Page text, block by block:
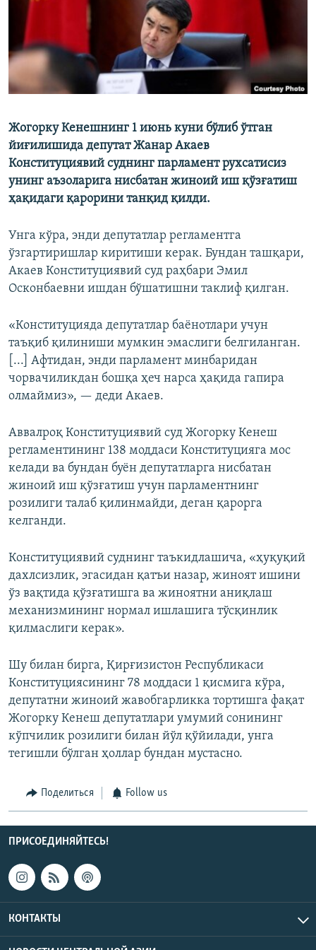
Жогорку Кенешнинг 1 июнь куни бўлиб ўтган
йиғилишида депутат Жанар Акаев
Конституциявий суднинг парламент рухсатисиз
унинг аъзоларига нисбатан жиноий иш қўзғатиш
ҳақидаги қарорини танқид қилди.
Унга кўра, энди депутатлар регламентга
ўзгартиришлар киритиши керак. Бундан ташқари,
Акаев Конституциявий суд раҳбари Эмил
Осконбаевни ишдан бўшатишни таклиф қилган.
«Конституцияда депутатлар баёнотлари учун
таъқиб қилиниши мумкин эмаслиги белгиланган.
[...] Афтидан, энди парламент минбаридан
чорвачиликдан бошқа ҳеч нарса ҳақида гапира
олмаймиз», — деди Акаев.
Аввалроқ Конституциявий суд Жогорку Кенеш
регламентининг 138 моддаси Конституцияга мос
келади ва бундан буён депутатларга нисбатан
жиноий иш қўзғатиш учун парламентнинг
розилиги талаб қилинмайди, деган қарорга
келганди.
Конституциявий суднинг таъкидлашича, «ҳуқуқий
дахлсизлик, эгасидан қатъи назар, жиноят ишини
ўз вақтида қўзғатишга ва жиноятни аниқлаш
механизмининг нормал ишлашига тўсқинлик
қилмаслиги керак».
Шу билан бирга, Қирғизистон Республикаси
Конституциясининг 78 моддаси 1 қисмига кўра,
депутатни жиноий жавобгарликка тортишга фақат
Жогорку Кенеш депутатлари умумий сонининг
кўпчилик розилиги билан йўл қўйилади, унга
тегишли бўлган ҳоллар бундан мустасно.
Поделиться Follow us
ПРИСОЕДИНЯЙТЕСЬ!
КОНТАКТЫ